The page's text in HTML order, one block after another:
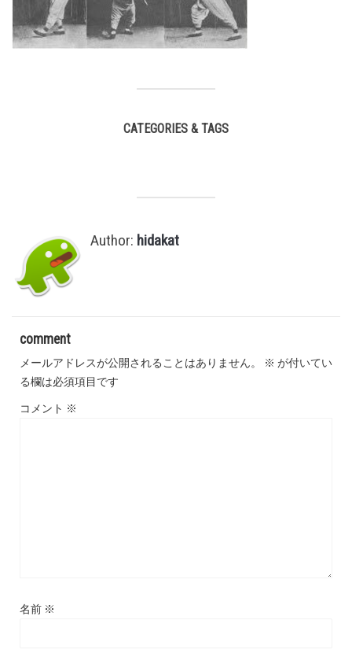
CATEGORIES & TAGS
Author: hidakat
comment
メールアドレスが公開されることはありません。 ※ が付いてい
る欄は必須項目です
コメント ※
名前 ※